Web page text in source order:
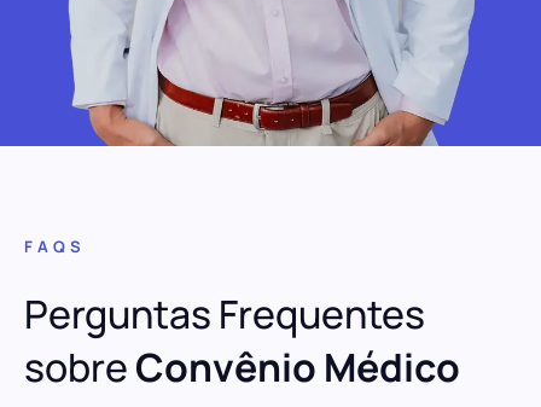
FAQS
Perguntas Frequentes
sobreConvênio Médico